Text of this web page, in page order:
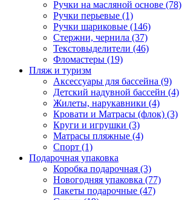
Ручки на масляной основе (78)
Ручки перьевые (1)
Ручки шариковые (146)
Стержни, чернила (37)
Текстовыделители (46)
Фломастеры (19)
Пляж и туризм
Аксессуары для бассейна (9)
Детский надувной бассейн (4)
Жилеты, нарукавники (4)
Кровати и Матрасы (флок) (3)
Круги и игрушки (3)
Матрасы пляжные (4)
Спорт (1)
Подарочная упаковка
Коробка подарочная (3)
Новогодняя упаковка (77)
Пакеты подарочные (47)